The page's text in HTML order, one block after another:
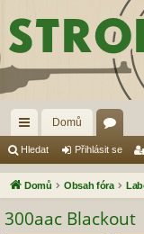
yc
hl
Domů
ór
a
Hledat Přihlásit se
Domů Obsah fóra
300aac Blackout